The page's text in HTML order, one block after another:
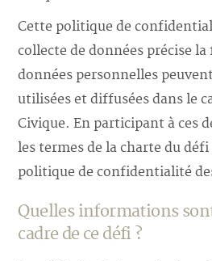
Cette politique de
collecte de données précise
données personnelles
utilisées et diffusées dans le
Civique. En participant à ces
les termes de la charte du
politique de confidentialité
Quelles informations
cadre de ce défi ?